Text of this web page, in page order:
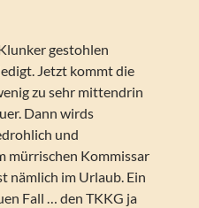
gestohlen
Jetzt kommt die
zu sehr mittendrin
Dann wirds
und
mürrischen Kommissar
nämlich im Urlaub. Ein
Fall … den TKKG ja